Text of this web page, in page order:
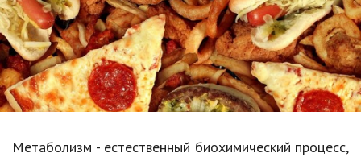
Образование
В мире
Культура
Авто, мото
Спорт
Метаболизм - естественный биохимический процесс,